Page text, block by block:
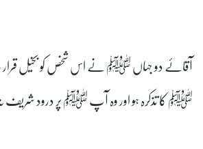
آقائے دو جہاں ﷺ نے اس شخص کو بخیل
ﷺ کا تذکرہ ہو اور وہ آپ ﷺ پر درود شریف نہ